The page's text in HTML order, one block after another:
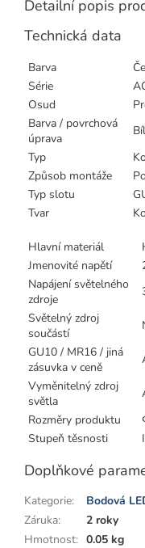
Detailní popis
Technická data
Barva
Série
Osud
Barva / povrchová
úprava
Typ
Způsob montáže
Typ slotu
Tvar
Hlavní materiál
Jmenovité napětí
Napájení světelného
zdroje
Světelný zdroj
součástí
GU10 / MR16 / jiná
zásuvka v ceně
Vyměnitelný zdroj
světla
Rozměry produktu
Stupeň těsnosti
Doplňkové
Kategorie:
Bodová
Záruka:
2 roky
Hmotnost: 0.05 kg